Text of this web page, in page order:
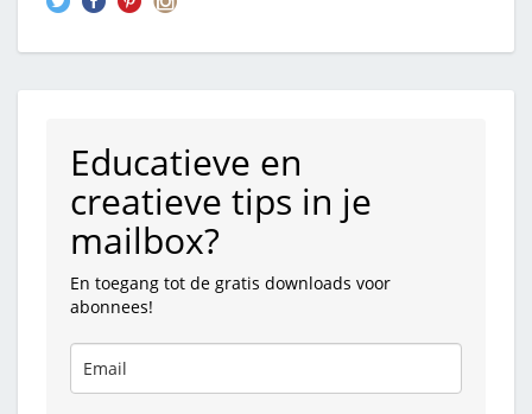
Educatieve en
creatieve tips in je
mailbox?
En toegang tot de gratis downloads voor
abonnees!